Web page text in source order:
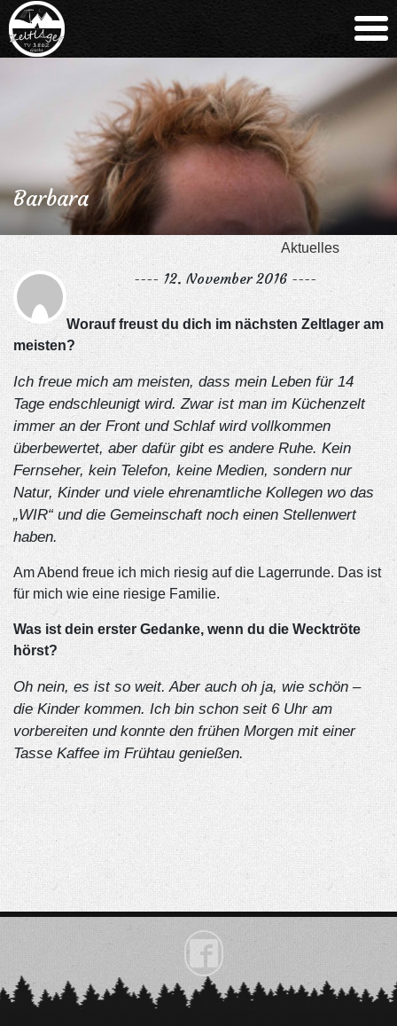
Barbara
Aktuelles
---- 12. November 2016 ----
Worauf freust du dich im nächsten Zeltlager am
meisten?
Ich freue mich am meisten, dass mein Leben für 14
Tage endschleunigt wird. Zwar ist man im Küchenzelt
immer an der Front und Schlaf wird vollkommen
überbewertet, aber dafür gibt es andere Ruhe. Kein
Fernseher, kein Telefon, keine Medien, sondern nur
Natur, Kinder und viele ehrenamtliche Kollegen wo das
„WIR“ und die Gemeinschaft noch einen Stellenwert
haben.
Am Abend freue ich mich riesig auf die Lagerrunde. Das ist
für mich wie eine riesige Familie.
Was ist dein erster Gedanke, wenn du die Wecktröte
hörst?
Oh nein, es ist so weit. Aber auch oh ja, wie schön –
die Kinder kommen. Ich bin schon seit 6 Uhr am
vorbereiten und konnte den frühen Morgen mit einer
Tasse Kaffee im Frühtau genießen.
